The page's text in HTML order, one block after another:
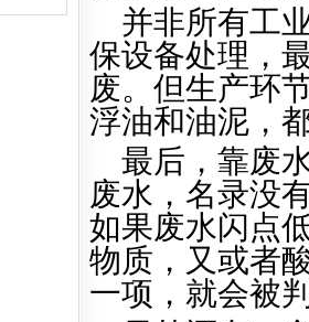
并非所有工
保设备处理，
废。但生产环
浮油和油泥，
最后，靠废
废水，名录没
如果废水闪点
物质，又或者
一项，就会被